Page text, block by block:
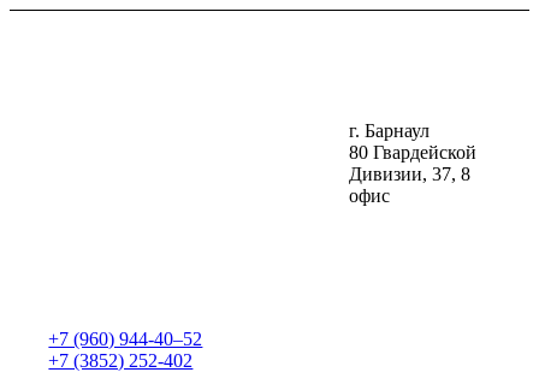
г. Барнаул
80 Гвардейской
Дивизии, 37, 8
офис
+7 (960) 944-40‒52
+7 (3852) 252-402